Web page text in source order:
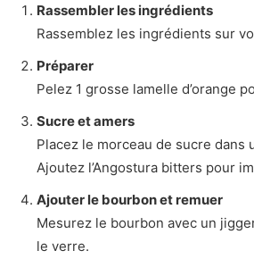
Rassembler les ingrédients
Rassemblez les ingrédients sur
Préparer
Pelez 1 grosse lamelle d’orange
Sucre et amers
Placez le morceau de sucre dans
Ajoutez l’Angostura bitters pour
Ajouter le bourbon et remuer
Mesurez le bourbon avec un
le verre.